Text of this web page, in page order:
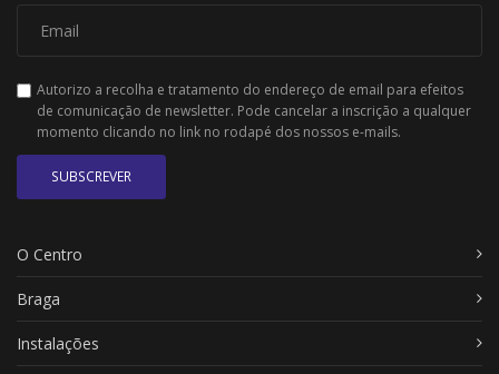
Autorizo a recolha e tratamento do endereço de email para efeitos
de comunicação de newsletter. Pode cancelar a inscrição a qualquer
momento clicando no link no rodapé dos nossos e-mails.
SUBSCREVER
O Centro
Braga
Instalações